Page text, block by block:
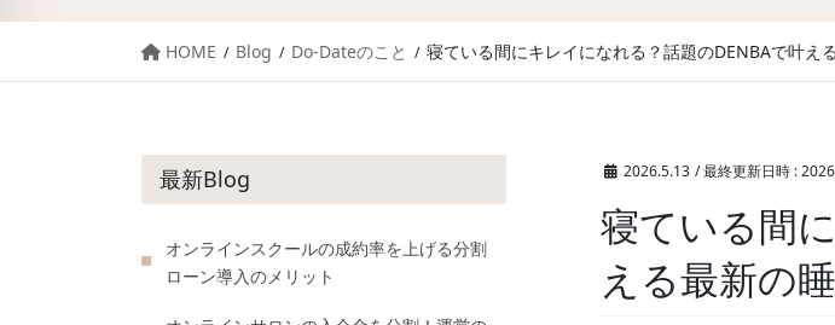
HOME Blog Do-Dateのこと 寝ている間にキレイになれる？話題のDENBAで叶え
2026.5.13 / 最終更新日時 :
寝ている間
える最新の
最新Blog
オンラインスクールの成約率を上げる分割
ローン導入のメリット